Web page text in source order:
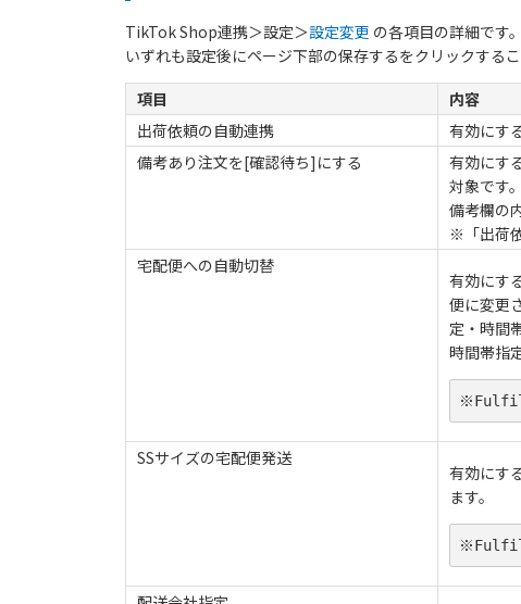
TikTok Shop連携＞設定＞設定変更 の各項目の詳細です。
いずれも設定後にページ下部の保存するをクリックするこ
項目
内容
出荷依頼の自動連携
有効にす
備考あり注文を[確認待ち]にする
有効にす
対象です。
備考欄の
※「出荷
宅配便への自動切替
有効にす
便に変更
定・時間
時間帯指
SSサイズの宅配便発送
有効にす
ます。